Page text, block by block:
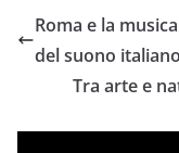
Roma e la
del suono italiano
Tra arte e